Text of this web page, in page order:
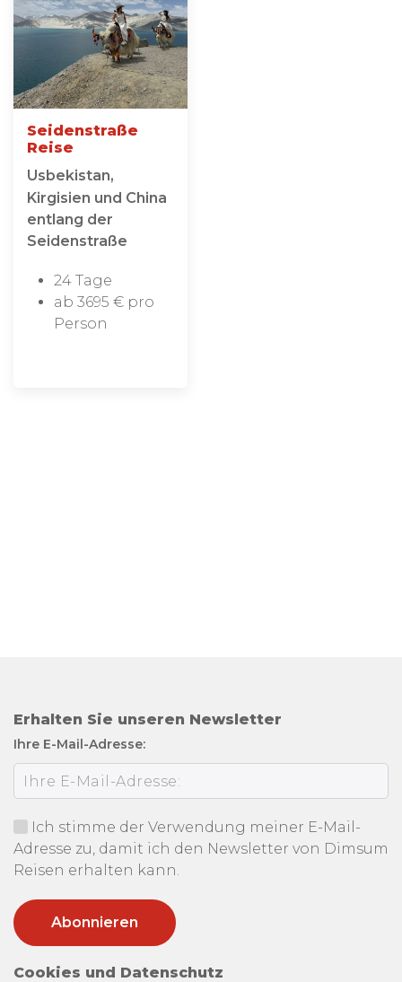
Seidenstraße
Reise
Usbekistan,
Kirgisien und China
entlang der
Seidenstraße
24 Tage
ab 3695 € pro
Person
Erhalten Sie unseren Newsletter
Ihre E-Mail-Adresse:
Ich stimme der Verwendung meiner E-Mail-
Adresse zu, damit ich den Newsletter von Dimsum
Reisen erhalten kann.
Cookies und Datenschutz